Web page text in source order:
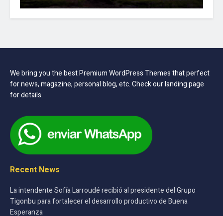
We bring you the best Premium WordPress Themes that perfect
for news, magazine, personal blog, etc. Check our landing page
for details.
Recent News
La intendente Sofía Larroudé recibió al presidente del Grupo
Tigonbu para fortalecer el desarrollo productivo de Buena
Esperanza